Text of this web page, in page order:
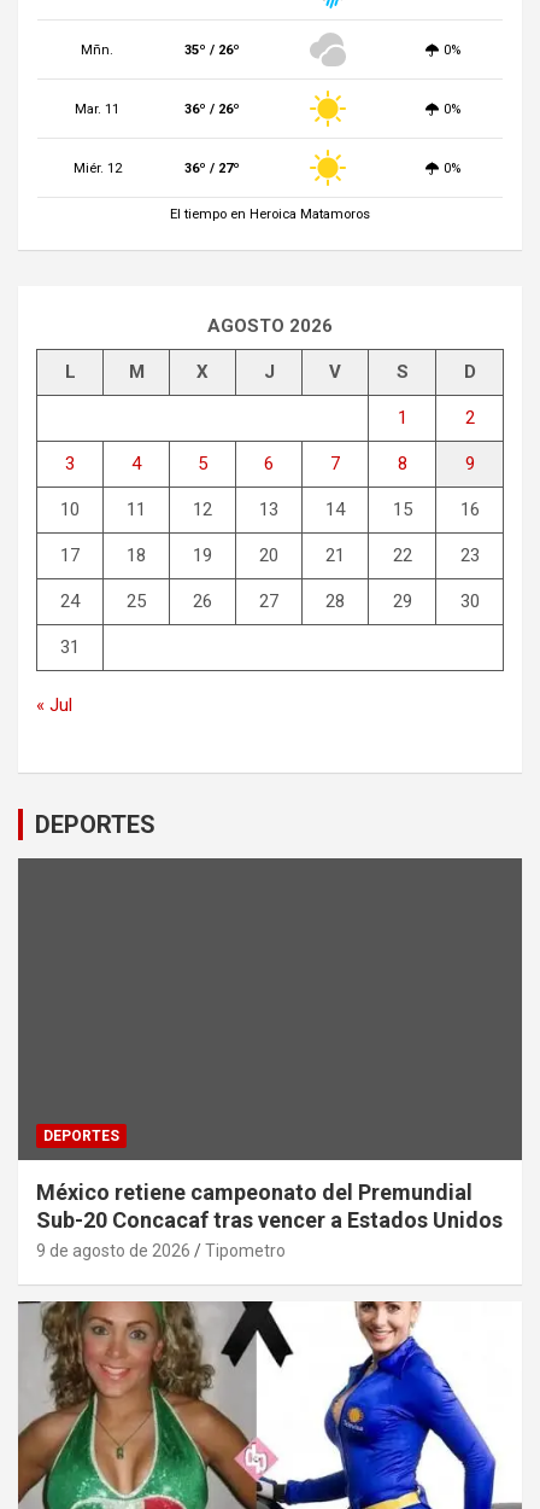
Mñn. 35º / 26º 0%
Mar. 11 36º / 26º 0%
Miér. 12 36º / 27º 0%
El tiempo en Heroica Matamoros
AGOSTO 2026
L M X J V S D
1 2
3 4 5 6 7 8 9
10 11 12 13 14 15 16
17 18 19 20 21 22 23
24 25 26 27 28 29 30
31
« Jul
DEPORTES
DEPORTES
México retiene campeonato del Premundial
Sub-20 Concacaf tras vencer a Estados Unidos
9 de agosto de 2026 Tipometro